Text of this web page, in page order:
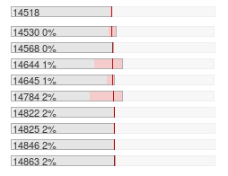
14518
14530 0%
14568 0%
14644 1%
14645 1%
14784 2%
14822 2%
14825 2%
14846 2%
14863 2%